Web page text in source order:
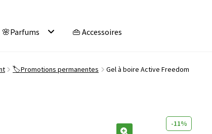
🌸Parfums 👜 Accessoires
🏷️Promotions permanentes Gel à boire Active Freedom
-11%